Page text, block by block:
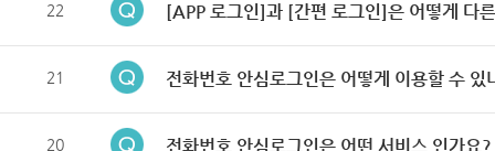
22 [APP 로그인]과 [간편 로그인]은 어떻게 다
21 전화번호 안심로그인은 어떻게 이용할 수 있
20 전화번호 안심로그인은 어떤 서비스 인가요?